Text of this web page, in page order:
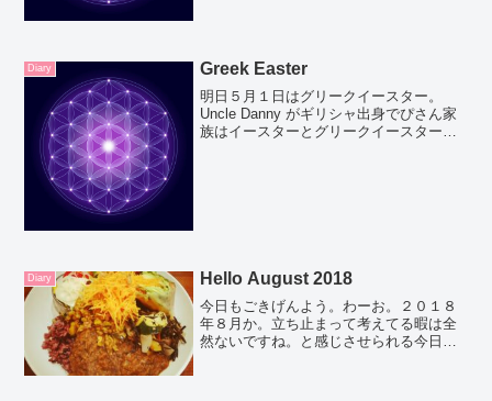
Diary Greek Easter
明日５月１日はグリークイースター。
Uncle Danny がギリシャ出身でぴさん家
族はイースターとグリークイースター両
Diary Hello August 2018
今日もごきげんよう。わーお。２０１８
年８月か。立ち止まって考えてる暇は全
然ないですね。と感じさせられる今日こ